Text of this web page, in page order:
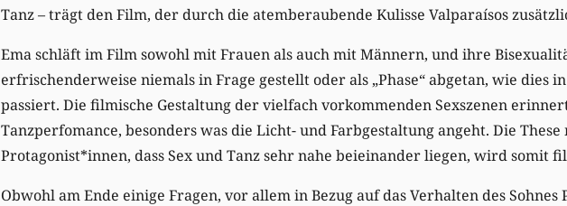
Tanz – trägt den Film, der durch die atemberaubende Kulisse Valparaísos
Ema schläft im Film sowohl mit Frauen als auch mit Männern, und ihre
erfrischenderweise niemals in Frage gestellt oder als „Phase“ abgetan, wie dies
passiert. Die filmische Gestaltung der vielfach vorkommenden Sexszenen
Tanzperfomance, besonders was die Licht- und Farbgestaltung angeht. Die These
Protagonist*innen, dass Sex und Tanz sehr nahe beieinander liegen, wird somit
Obwohl am Ende einige Fragen, vor allem in Bezug auf das Verhalten des Sohnes